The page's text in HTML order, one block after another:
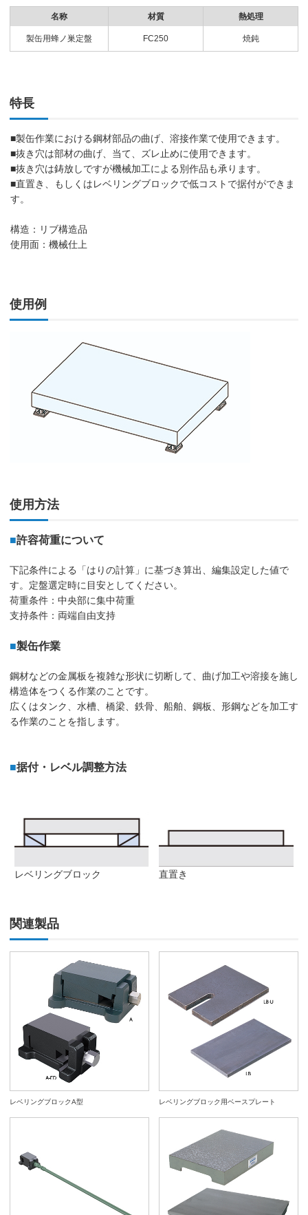
名称 材質 熱処理
製缶用蜂ノ巣定盤 FC250 焼鈍
特長
■製缶作業における鋼材部品の曲げ、溶接作業で使用できます。
■抜き穴は部材の曲げ、当て、ズレ止めに使用できます。
■抜き穴は鋳放しですが機械加工による別作品も承ります。
■直置き、もしくはレベリングブロックで低コストで据付ができま
す。
構造：リブ構造品
使用面：機械仕上
使用例
使用方法
■許容荷重について
下記条件による「はりの計算」に基づき算出、編集設定した値で
す。定盤選定時に目安としてください。
荷重条件：中央部に集中荷重
支持条件：両端自由支持
■製缶作業
鋼材などの金属板を複雑な形状に切断して、曲げ加工や溶接を施し
構造体をつくる作業のことです。
広くはタンク、水槽、橋梁、鉄骨、船舶、鋼板、形鋼などを加工す
る作業のことを指します。
■据付・レベル調整方法
レベリングブロック 直置き
関連製品
レベリングブロックA型 レベリングブロック用ベースプレート